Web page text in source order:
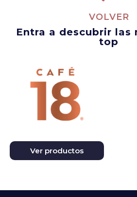
VOLVER
Entra a descubrir las
top
Ver productos